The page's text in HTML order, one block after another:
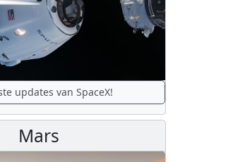
updates van SpaceX!
Mars